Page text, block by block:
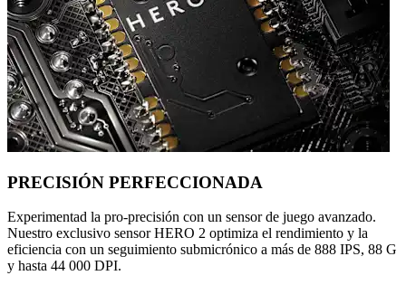
PRECISIÓN PERFECCIONADA
Experimentad la pro-precisión con un sensor de juego avanzado.
Nuestro exclusivo sensor HERO 2 optimiza el rendimiento y la
eficiencia con un seguimiento submicrónico a más de 888 IPS, 88 G
y hasta 44 000 DPI.